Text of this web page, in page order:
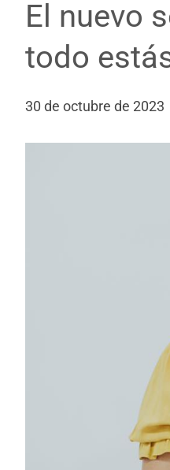
El nuevo
todo
30 de octubre de 2023